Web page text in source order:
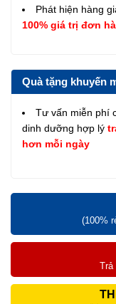
Phát hiện hàng
100% giá trị đơn
Quà tặng khuyến
Tư vấn miễn phí
dinh dưỡng hợp lý
hơn mỗi ngày
(100%
Trả